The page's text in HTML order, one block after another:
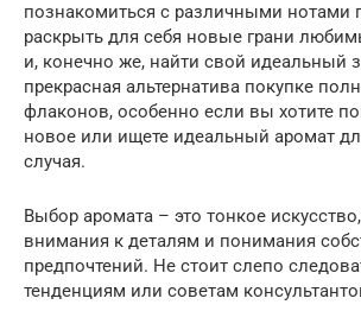
познакомиться с различными нотами
раскрыть для себя новые грани
и, конечно же, найти свой идеальный
прекрасная альтернатива покупке
флаконов, особенно если вы хотите
новое или ищете идеальный аромат
случая.
Выбор аромата – это тонкое
внимания к деталям и понимания
предпочтений. Не стоит слепо
тенденциям или советам